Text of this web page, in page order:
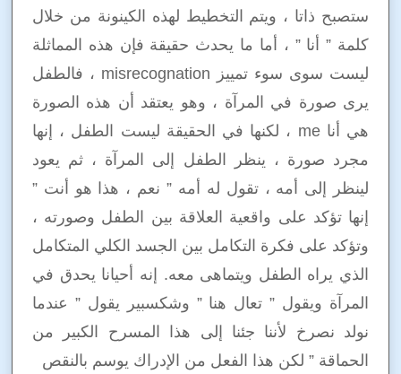
ستصبح ذاتا ، ويتم التخطيط لهذه الكينونة من خلال
كلمة ” أنا ” ، أما ما يحدث حقيقة فإن هذه المماثلة
ليست سوى سوء تمييز misrecognation ، فالطفل
يرى صورة في المرآة ، وهو يعتقد أن هذه الصورة
هي أنا me ، لكنها في الحقيقة ليست الطفل ، إنها
مجرد صورة ، ينظر الطفل إلى المرآة ، ثم يعود
لينظر إلى أمه ، تقول له أمه ” نعم ، هذا هو أنت ”
إنها تؤكد على واقعية العلاقة بين الطفل وصورته ،
وتؤكد على فكرة التكامل بين الجسد الكلي المتكامل
الذي يراه الطفل ويتماهى معه. إنه أحيانا يحدق في
المرآة ويقول ” تعال هنا ” وشكسبير يقول ” عندما
نولد نصرخ لأننا جئنا إلى هذا المسرح الكبير من
الحماقة ” لكن هذا الفعل من الإدراك يوسم بالنقص